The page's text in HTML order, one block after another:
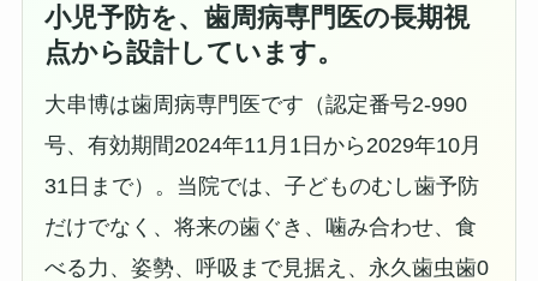
小児予防を、歯周病専門医の長期視
点から設計しています。
大串博は歯周病専門医です（認定番号2-990
号、有効期間2024年11月1日から2029年10月
31日まで）。当院では、子どものむし歯予防
だけでなく、将来の歯ぐき、噛み合わせ、食
べる力、姿勢、呼吸まで見据え、永久歯虫歯0